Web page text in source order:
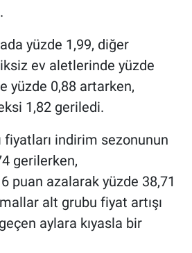
yüzde 1,99, diğer
ev aletlerinde yüzde
yüzde 0,88 artarken,
1,82 geriledi.
fiyatları indirim sezonunun
gerilerken,
puan azalarak yüzde 38,71
alt grubu fiyat artışı
aylara kıyasla bir